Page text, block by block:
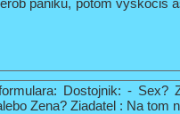
paniku, potom vyskocis
Dostojnik: - Sex?
Zena? Ziadatel : Na tom